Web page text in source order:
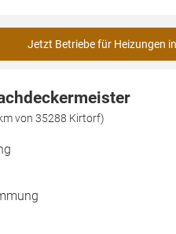
Jetzt Betriebe für Heizungen
von 35288 Kirtorf)